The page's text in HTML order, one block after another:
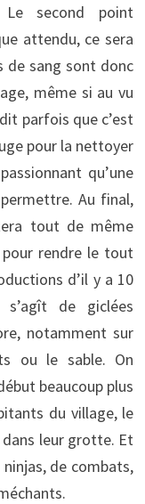
second point
attendu, ce sera
de sang sont donc
même si au vu
parfois que c’est
pour la nettoyer
qu’une
Au final,
tout de même
rendre le tout
d’il y a 10
s’agît de giclées
notamment sur
ou le sable. On
beaucoup plus
du village, le
dans leur grotte. Et
de combats,